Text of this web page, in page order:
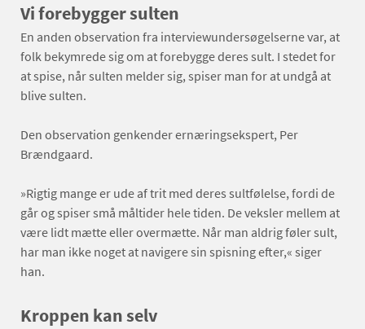
Vi forebygger sulten
En anden observation fra interviewundersøgelserne var, at
folk bekymrede sig om at forebygge deres sult. I stedet for
at spise, når sulten melder sig, spiser man for at undgå at
blive sulten.
Den observation genkender ernæringsekspert, Per
Brændgaard.
»Rigtig mange er ude af trit med deres sultfølelse, fordi de
går og spiser små måltider hele tiden. De veksler mellem at
være lidt mætte eller overmætte. Når man aldrig føler sult,
har man ikke noget at navigere sin spisning efter,« siger
han.
Kroppen kan selv